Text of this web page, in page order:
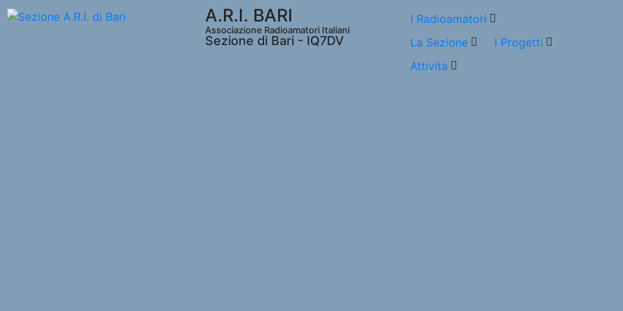
A.R.I. BARI
Associazione Radioamatori Italiani
Sezione di Bari - IQ7DV
I Radioamatori
La Sezione
I Progetti
Attività